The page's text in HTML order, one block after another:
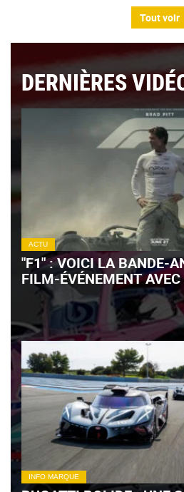
Tout voir
DERNIÈRES
ACTU
"F1" : VOICI LA BANDE-
FILM-ÉVÉNEMENT
VIDÉO)
INFO MARQUE